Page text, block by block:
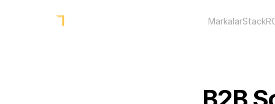
MarkalarStack